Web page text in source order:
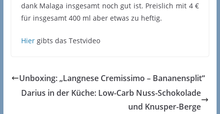
dank Malaga insgesamt noch gut ist. Preislich mit 4 €
für insgesamt 400 ml aber etwas zu heftig.
Hiergibts das Testvideo
Unboxing: „Langnese Cremissimo – Bananensplit“
Darius in der Küche: Low-Carb Nuss-Schokolade
und Knusper-Berge